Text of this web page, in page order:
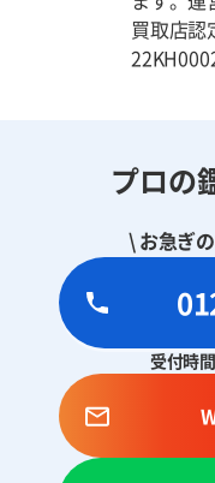
買取店認
プロの
\ お急ぎ
受付時